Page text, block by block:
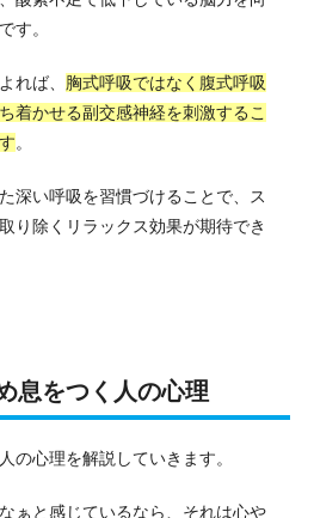
す。
れば、 胸式呼吸ではなく腹式呼吸
着かせる副交感神経を刺激するこ
。
深い呼吸を習慣づけることで、ス
り除くリラックス効果が期待でき
息をつく人の心理
の心理を解説していきます。
ぁと感じているなら、それは心や